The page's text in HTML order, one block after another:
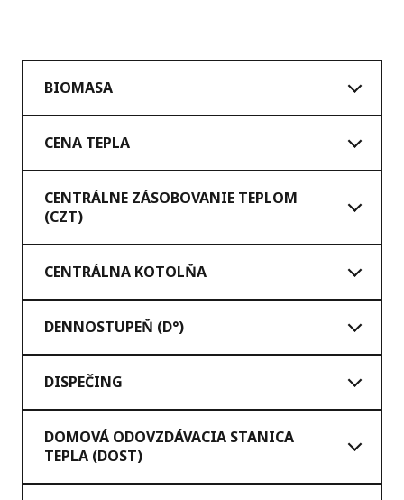
BIOMASA
CENA TEPLA
CENTRÁLNE ZÁSOBOVANIE TEPLOM
(CZT)
CENTRÁLNA KOTOLŇA
DENNOSTUPEŇ (D°)
DISPEČING
DOMOVÁ ODOVZDÁVACIA STANICA
TEPLA (DOST)